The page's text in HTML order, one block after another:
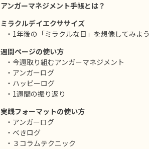
アンガーマネジメント手帳とは？
ミラクルデイエクササイズ
・1年後の「ミラクルな日」を想像してみよう
週間ページの使い方
・今週取り組むアンガーマネジメント
・アンガーログ
・ハッピーログ
・1週間の振り返り
実践フォーマットの使い方
・アンガーログ
・べきログ
・３コラムテクニック